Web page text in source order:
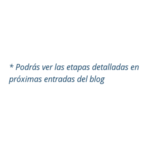
* Podrás ver las etapas detalladas en
próximas entradas del blog